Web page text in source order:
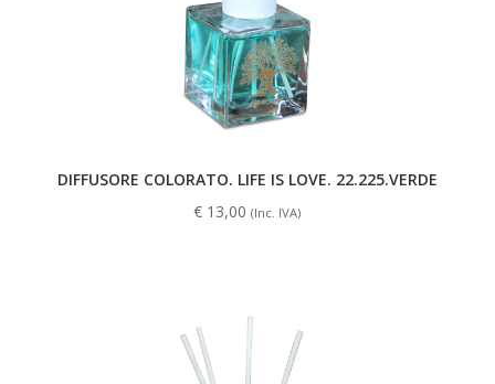
DIFFUSORE COLORATO. LIFE IS LOVE. 22.225.VERDE
€ 13,00 (Inc. IVA)